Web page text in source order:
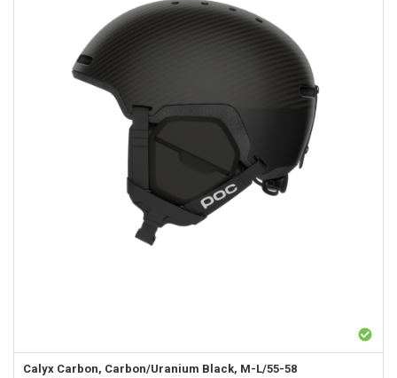
Calyx Carbon, Carbon/Uranium Black, M-L/55-58